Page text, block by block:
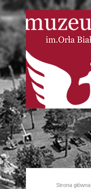
Oferta wiosna 2023
Strona główna